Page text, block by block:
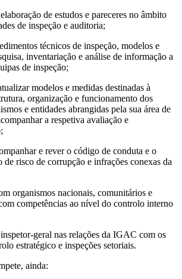
de estudos e pareceres no âmbito
de inspeção e auditoria;
técnicos de inspeção, modelos e
inventariação e análise de informação a
de inspeção;
modelos e medidas destinadas à
organização e funcionamento dos
e entidades abrangidas pela sua área de
a respetiva avaliação e
e rever o código de conduta e o
de risco de corrupção e infrações conexas da
organismos nacionais, comunitários e
competências ao nível do controlo interno
geral nas relações da IGAC com os
estratégico e inspeções setoriais.
ainda: